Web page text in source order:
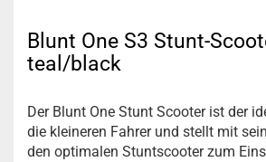
Blunt One S3 Stunt-
teal/black
Der Blunt One Stunt Scooter ist der
die kleineren Fahrer und stellt mit
den optimalen Stuntscooter zum